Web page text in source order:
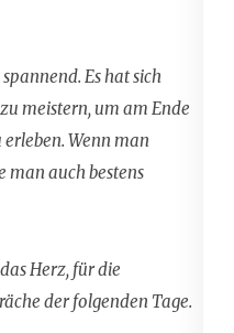
Es hat sich
meistern, um am Ende
Wenn man
auch bestens
Herz, für die
der folgenden Tage.